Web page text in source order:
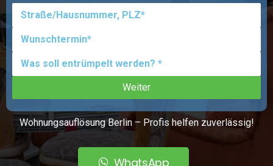
Wohnungsauflösung Berlin – Profis helfen zuverlässig!
WhatsApp